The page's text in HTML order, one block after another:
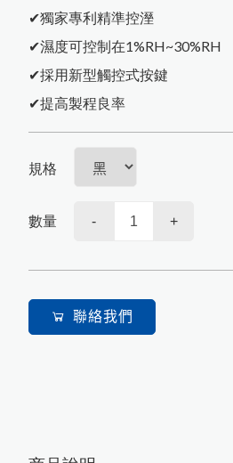
Menu
關於我們
商品介紹
最新消息
自動化代工
Language
中文
English
한국어
✔獨家專利精準控溼
✔濕度可控制在1%RH~30%RH
✔採用新型觸控式按鍵
✔提高製程良率
規格
數量 - +
聯絡我們